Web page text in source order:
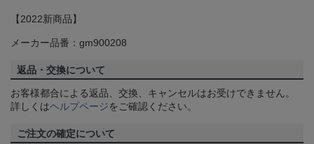
【2022新商品】
メーカー品番：gm900208
返品・交換について
お客様都合による返品、交換、キャンセルはお受けできません。
詳しくはヘルプページをご確認ください。
ご注文の確定について